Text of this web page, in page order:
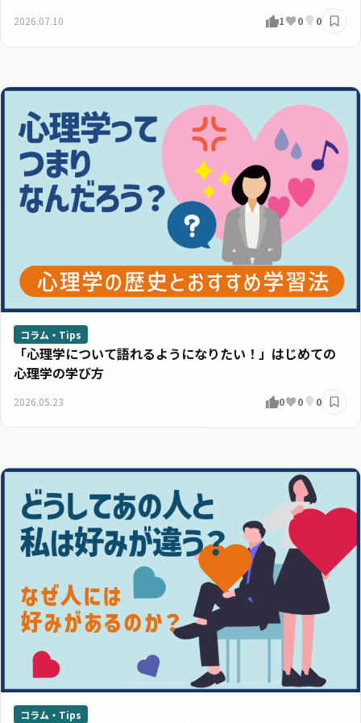
2026.07.10 1 0 0
コラム・Tips
「心理学について語れるようになりたい！」はじめての
心理学の学び方
2026.05.23 0 0 0
コラム・Tips